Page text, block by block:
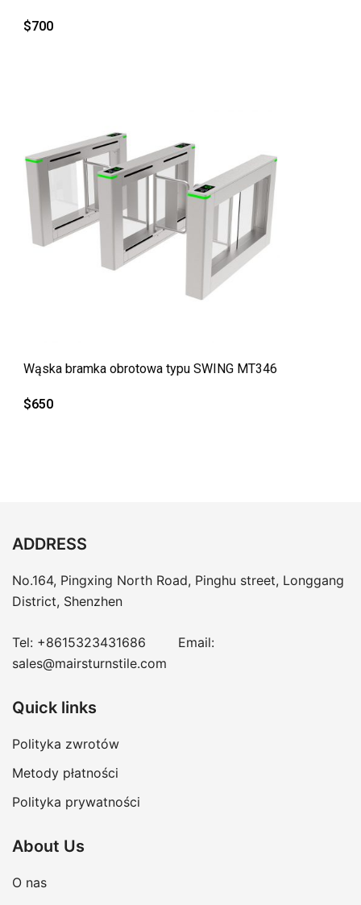
$700
Wąska bramka obrotowa typu SWING MT346
$650
ADDRESS
No.164, Pingxing North Road, Pinghu street, Longgang
District, Shenzhen
Tel: +8615323431686 Email:
sales@mairsturnstile.com
Quick links
Polityka zwrotów
Metody płatności
Polityka prywatności
About Us
O nas